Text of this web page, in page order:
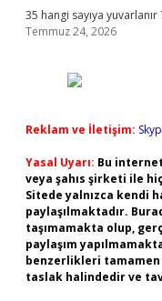
35 hangi sayıya yuvarlanır
Temmuz 24, 2026
Reklam ve İletişim:
Yasal Uyarı: Bu
veya şahıs şirketi ile
Sitede yalnızca kendi
paylaşılmaktadır.
taşımamakta olup,
paylaşım
benzerlikleri
taslak halindedir ve